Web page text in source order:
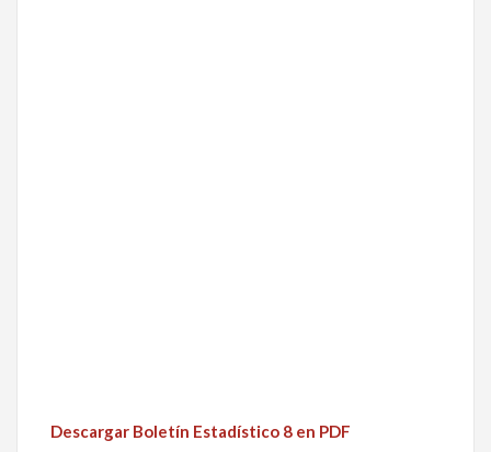
Descargar Boletín Estadístico 8 en PDF